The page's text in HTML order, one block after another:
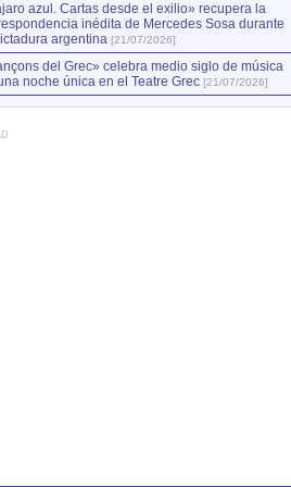
azul. Cartas desde el exilio» recupera la
inédita de Mercedes Sosa durante
argentina [21/07/2026]
del Grec» celebra medio siglo de música
noche única en el Teatre Grec [21/07/2026]